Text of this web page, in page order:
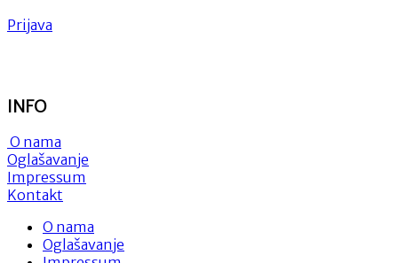
Prijava
INFO
O nama
Oglašavanje
Impressum
Kontakt
O nama
Oglašavanje